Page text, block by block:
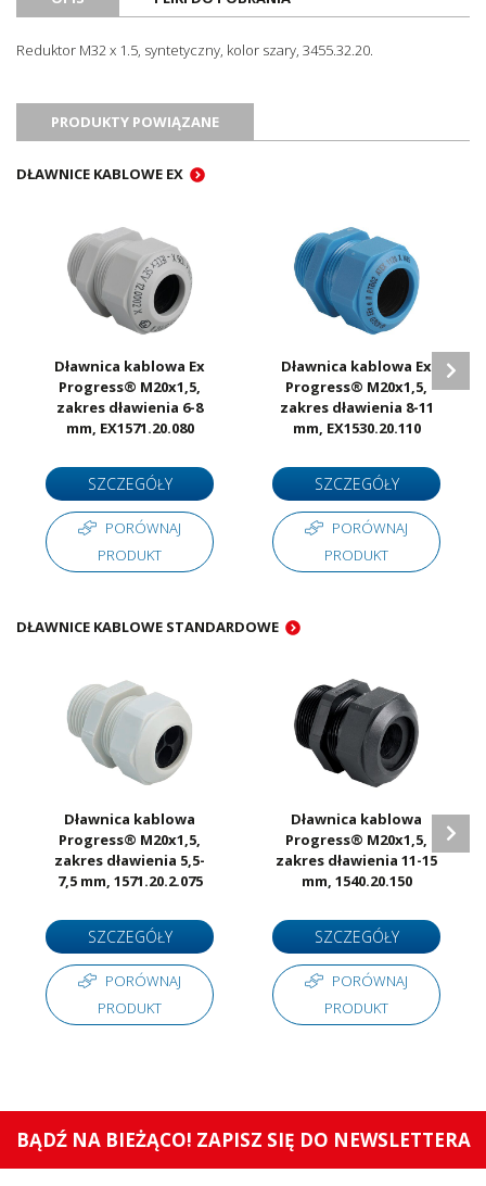
Certyfikat ATEX
Nie
Reduktor M32 x 1.5, syntetyczny, kolor szary, 3455.32.20.
PRODUKTY POWIĄZANE
DŁAWNICE KABLOWE EX
Dławnica kablowa Ex
Progress® M20x1,5,
zakres dławienia 6-8
mm, EX1571.20.080
SZCZEGÓŁY
PORÓWNAJ
PRODUKT
Dławnica kablowa Ex
Progress® M20x1,5,
zakres dławienia 8-11
mm, EX1530.20.110
SZCZEGÓŁY
PORÓWNAJ
PRODUKT
DŁAWNICE KABLOWE STANDARDOWE
Dławnica kablowa
Progress® M20x1,5,
zakres dławienia 5,5-
7,5 mm, 1571.20.2.075
SZCZEGÓŁY
PORÓWNAJ
PRODUKT
Dławnica kablowa
Progress® M20x1,5,
zakres dławienia 11-15
mm, 1540.20.150
SZCZEGÓŁY
PORÓWNAJ
PRODUKT
BĄDŹ NA BIEŻĄCO! ZAPISZ SIĘ DO NEWSLETTERA